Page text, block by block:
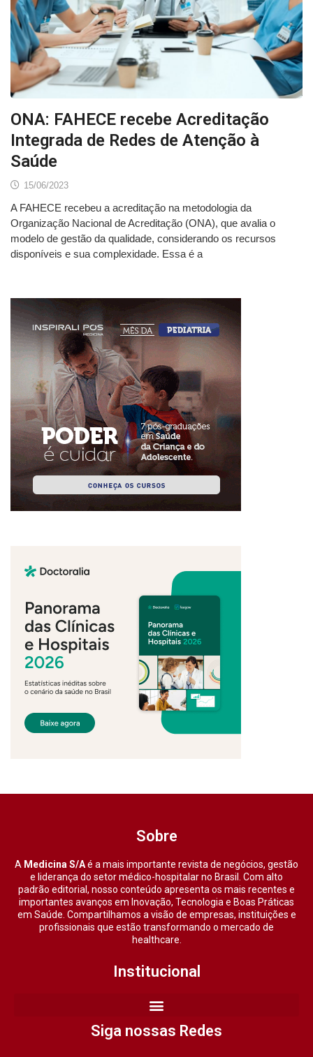
ONA: FAHECE recebe Acreditação
Integrada de Redes de Atenção à
Saúde
15/06/2023
A FAHECE recebeu a acreditação na metodologia da
Organização Nacional de Acreditação (ONA), que avalia o
modelo de gestão da qualidade, considerando os recursos
disponíveis e sua complexidade. Essa é a
Sobre
A Medicina S/Aé a mais importante revista de negócios, gestão
e liderança do setor médico-hospitalar no Brasil. Com alto
padrão editorial, nosso conteúdo apresenta os mais recentes e
importantes avanços em Inovação, Tecnologia e Boas Práticas
em Saúde. Compartilhamos a visão de empresas, instituições e
profissionais que estão transformando o mercado de
healthcare.
Institucional
Siga nossas Redes